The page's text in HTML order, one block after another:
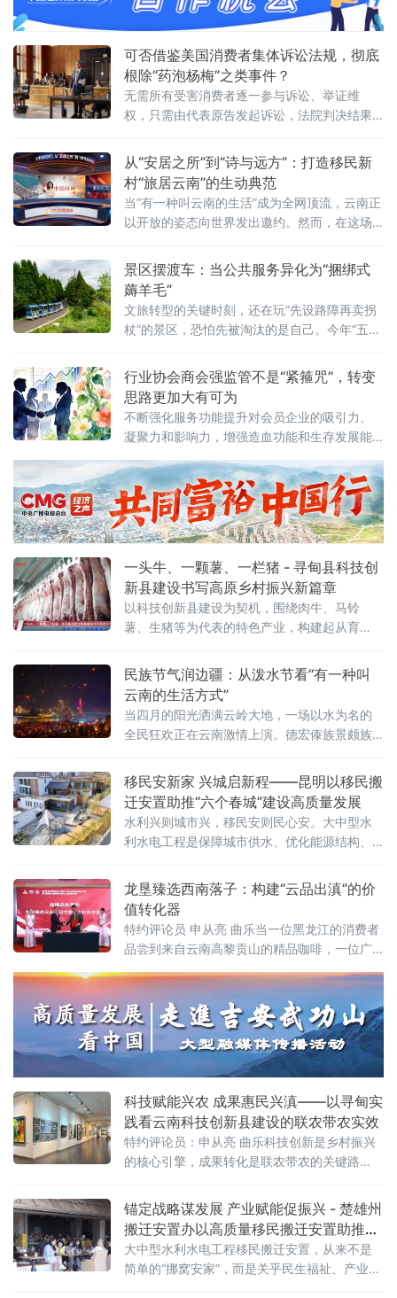
营，生动诠释了“搬得出、稳得住、能发展、可
可否借鉴美国消费者集体诉讼法规，彻底
根除“药泡杨梅”之类事件？
无需所有受害消费者逐一参与诉讼、举证维
权，只需由代表原告发起诉讼，法院判决结果
了个体消费者“举证难、耗时长、收益低”的维权
痛点
从“安居之所”到“诗与远方”：打造移民新
村“旅居云南”的生动典范
当“有一种叫云南的生活”成为全网顶流，云南正
以开放的姿态向世界发出邀约。然而，在这场
——大中型水利水电工程移民。他们为国家建
设舍小家、搬新家，他们的新村不应仅是物理
空间的安置点，更应成为“旅居云南”版图上的璀
璨明珠。
景区摆渡车：当公共服务异化为“捆绑式
薅羊毛”
文旅转型的关键时刻，还在玩“先设路障再卖拐
杖”的景区，恐怕先被淘汰的是自己。今年“五
引发热议：他前往某景区，入口与核心景点相
距约40公里，必须先交120元强制大巴费到第
一个景点，再花近百元换乘电瓶车，抵达终点
后还要支付300元骑马费才能深入游览。有网友
一针见血地评论：“大巴换
行业协会商会强监管不是“紧箍咒”，转变
思路更加大有可为
不断强化服务功能提升对会员企业的吸引力、
凝聚力和影响力，增强造血功能和生存发展能
身，在高质量发展新征程中释放更大能量
一头牛、一颗薯、一栏猪 - 寻甸县科技创
新县建设书写高原乡村振兴新篇章
以科技创新县建设为契机，围绕肉牛、马铃
薯、生猪等为代表的特色产业，构建起从育
传统农业焕发新生，更成为高原特色农业现代
化发展的鲜活样本。
民族节气润边疆：从泼水节看“有一种叫
云南的生活方式”
当四月的阳光洒满云岭大地，一场以水为名的
全民狂欢正在云南激情上演。德宏傣族景颇族
治州景洪市的“欢美炫萌”，到云南民族村的泼水
不仅是一场场节庆盛宴，更是“有一种叫云南的
生活方式”最生动的诠释——这种生活方式以水
为媒，以节为桥，在传统与现代的交融中，谱
写着边疆民族团结与社会发展的时代篇章。双
瑞丽，
移民安新家 兴城启新程——昆明以移民搬
迁安置助推“六个春城”建设高质量发展
水利兴则城市兴，移民安则民心安。大中型水
利水电工程是保障城市供水、优化能源结构、
是工程落地见效的关键支撑，更是践行以人民
为中心发展思想、推动城市高质量发展的重要
实践。
龙垦臻选西南落子：构建“云品出滇”的价
值转化器
特约评论员 申从亮 曲乐当一位黑龙江的消费者
品尝到来自云南高黎贡山的精品咖啡，一位广
旅，一种基于品质与信任的连接便悄然建立。
这背后，远不止是商品的流通，更是一个区域
发展战略与全国市场网络之间价值共振的生动
写照。
科技赋能兴农 成果惠民兴滇——以寻甸实
践看云南科技创新县建设的联农带农实效
特约评论员：申从亮 曲乐科技创新是乡村振兴
的核心引擎，成果转化是联农带农的关键路
抓手，推动科技资源下沉、技术成果落地，让
科技创新从“实验室”走进“田间地头”，从“纸上成
果”变为“袋中收益”。昆明市寻甸回族彝族自治
县作为云南省乡村振兴科技创新县、全国科普
县，深耕科技创新县项目建设，聚焦农业农村
锚定战略谋发展 产业赋能促振兴 - 楚雄州
搬迁安置办以高质量移民搬迁安置助推产
业发展新实践
大中型水利水电工程移民搬迁安置，从来不是
简单的“挪窝安家”，而是关乎民生福祉、产业升